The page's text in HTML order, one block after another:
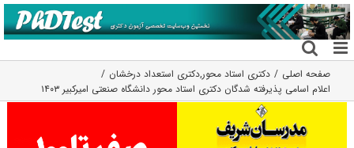
رفتن
به
محتوا
صفحه اصلی دکتری استاد محور,دکتری استعداد درخشان
اعلام اسامی پذیرفته شدگان دکتری استاد محور دانشگاه صنعتی امیرکبیر ۱۴۰۳